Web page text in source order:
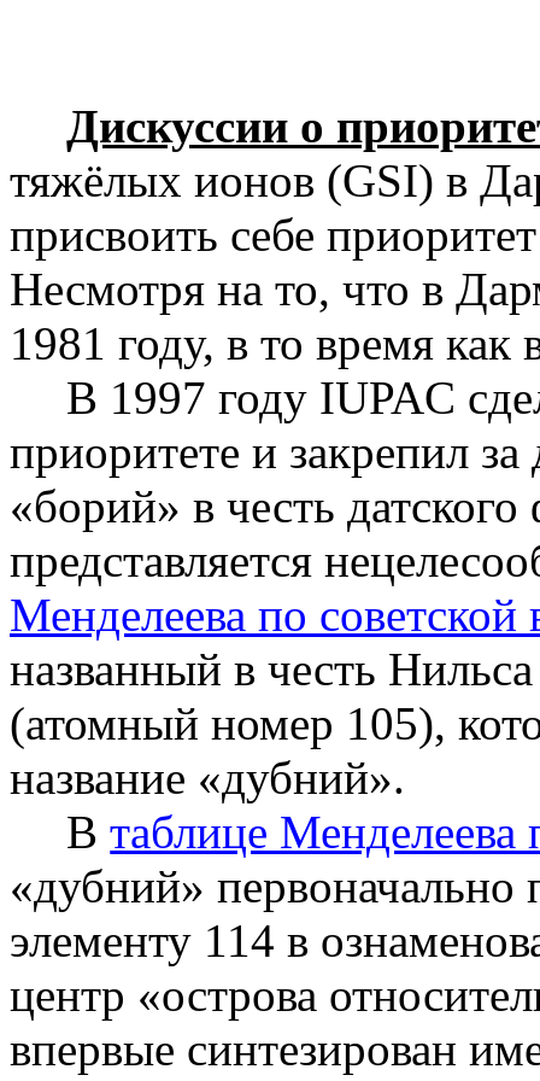
Дискуссии о
тяжёлых ионов (GSI) в
присвоить себе
Несмотря на то, что в
1981 году, в то время
В 1997 году IUPAC
приоритете и закрепил
«борий» в честь
представляется
Менделеева по советской
названный в честь
(атомный номер 105),
название «дубний».
Втаблице Менделеева
«дубний» первоначально
элементу 114 в
центр «острова
впервые синтезирован